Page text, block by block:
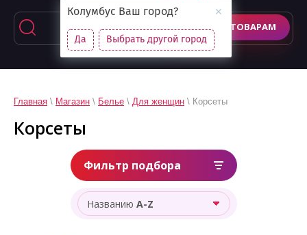
Колумбус Ваш город?
Да Выбрать другой город
ПОИСК ПО ТОВАРАМ
Главная \ Магазин \ Белье \ Для женщин \ Корсеты
Корсеты
Фильтр подбора
Названию A-Z